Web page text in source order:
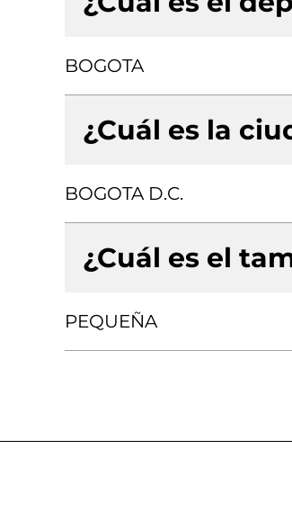
BOGOTA
¿Cuál es la
BOGOTA D.C.
¿Cuál es el
PEQUEÑA